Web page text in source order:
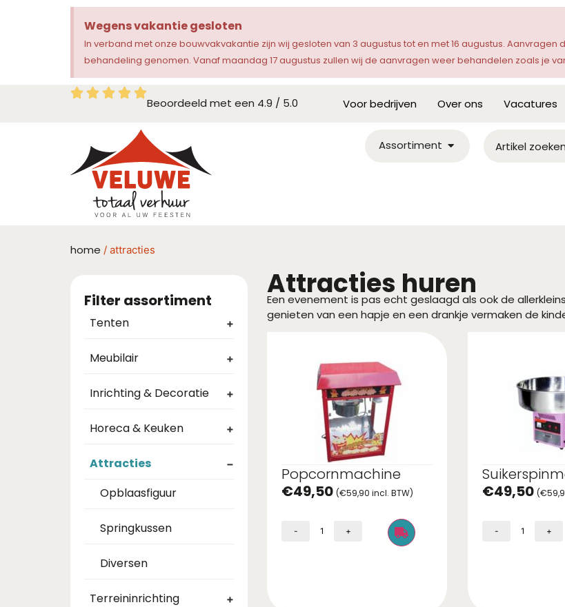
Wegens vakantie gesloten
In verband met onze bouwvakvakantie zijn wij gesloten van 3 augustus tot en met 16 augustus.
behandeling genomen. Vanaf maandag 17 augustus zullen wij de aanvragen weer behandelen zoals je
Beoordeeld met een 4.9 / 5.0 Voor bedrijven Over ons Vacatures
Assortiment
home / attracties
Filter assortiment
Tenten +
Meubilair +
Inrichting & Decoratie +
Horeca & Keuken +
Attracties −
Opblaasfiguur
Springkussen
Diversen
Terreininrichting +
Attracties huren
Een evenement is pas echt geslaagd als ook de
genieten van een hapje en een drankje vermaken de
Popcornmachine
€49,50 (€59,90 incl. BTW)
- +
€49,50 (€
- +